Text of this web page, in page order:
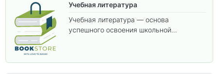
Учебная литература
Учебная литература — основа
успешного освоения школьной